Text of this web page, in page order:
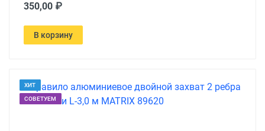
350,00 ₽
В корзину
ХИТ
СОВЕТУЕМ